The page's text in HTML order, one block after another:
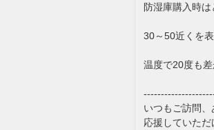
防湿庫購入時
30～50近くを
温度で20度も
いつもご訪問、
応援していた